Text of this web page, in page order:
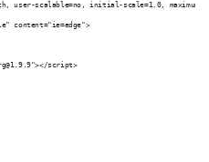
user-scalable=no, initial-scale=1.0, maximum-
content="ie=edge">
script>